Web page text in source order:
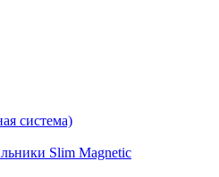
система)
Slim Magnetic